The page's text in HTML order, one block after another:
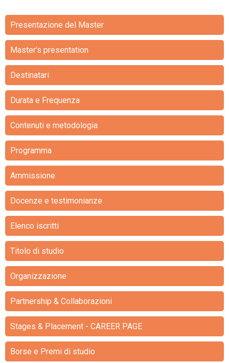
Presentazione del Master
Master's presentation
Destinatari
Durata e Frequenza
Contenuti e metodologia
Programma
Ammissione
Docenze e testimonianze
Elenco iscritti
Titolo di studio
Organizzazione
Partnership & Collaborazioni
Stages & Placement - CAREER PAGE
Borse e Premi di studio